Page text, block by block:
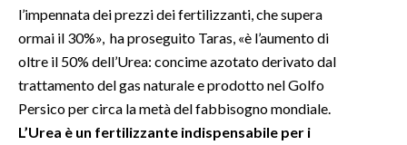
l’impennata dei prezzi dei fertilizzanti, che supera
ormai il 30%», ha proseguito Taras, «è l’aumento di
oltre il 50% dell’Urea: concime azotato derivato dal
trattamento del gas naturale e prodotto nel Golfo
Persico per circa la metà del fabbisogno mondiale.
L’Urea è un fertilizzante indispensabile per i